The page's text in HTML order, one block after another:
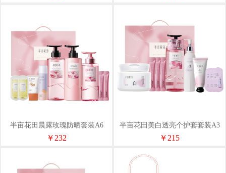
半亩花田晨露玫瑰防晒套装A6
￥232
半亩花田美白透亮个护套套装A3
升级款
￥215